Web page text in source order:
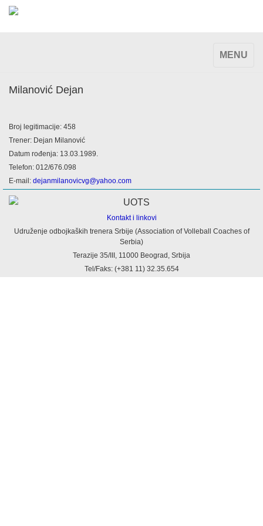
TOGGLE
MENU
Milanović Dejan
Broj legitimacije: 458
Trener: Dejan Milanović
Datum rođenja: 13.03.1989.
Telefon: 012/676.098
E-mail: dejanmilanovicvg@yahoo.com
Kontakt i linkovi
Udruženje odbojkaških trenera Srbije (Association of Volleball Coaches of
Serbia)
Terazije 35/III, 11000 Beograd, Srbija
Tel/Faks: (+381 11) 32.35.654